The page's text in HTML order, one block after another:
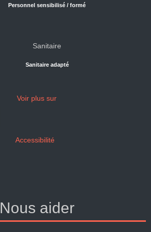
Personnel sensibilisé / formé
Sanitaire
Sanitaire adapté
Voir plus sur
Accessibilité
Nous aider